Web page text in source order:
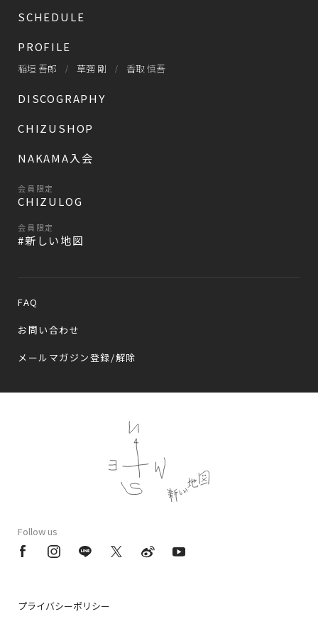
SCHEDULE
PROFILE
稲垣 吾郎 草彅 剛 香取 慎吾
DISCOGRAPHY
CHIZUSHOP
NAKAMA入会
会員限定
CHIZULOG
会員限定
#新しい地図
FAQ
お問い合わせ
メールマガジン登録/解除
Follow us
プライバシーポリシー